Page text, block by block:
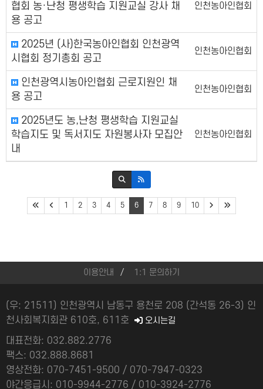
협회 농·난청 평생학습 지원교실 강사 채
용 공고
인천농아인협회
2025년 (사)한국농아인협회 인천광역
시협회 정기총회 공고
인천농아인협회
인천광역시농아인협회 근로지원인 채
용 공고
인천농아인협회
2025년도 농,난청 평생학습 지원교실
학습지도 및 독서지도 자원봉사자 모집안
내
인천농아인협회
1 2 3 4 5 6 7 8 9 10
이용안내 1:1 문의하기
(우: 21511) 인천광역시 남동구 용천로 208 (간석동 26-3) 인
천사회복지회관 610호, 611호
오시는길
대표전화: 032.882.2776
팩스: 032.888.8681
영상전화: 070-7451-9500 / 070-7947-0323
야간응급시: 010-9944-2776 / 010-3924-2776